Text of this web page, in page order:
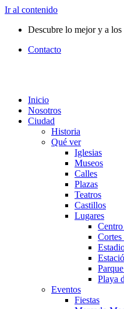
Ir al contenido
Descubre lo mejor y a
Contacto
Inicio
Nosotros
Ciudad
Historia
Qué ver
Iglesias
Museos
Calles
Plazas
Teatros
Castillos
Lugares
Playa
Eventos
Fiestas